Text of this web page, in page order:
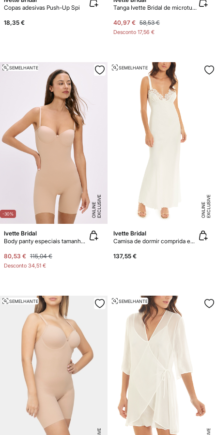
Copas adesivas Push-Up Spi
18,35 €
Tanga Ivette Bridal de microtule plumetti com bordado em branco
40,97 € 58,53 €
Desconto 17,56 €
-30% E
X
C
L
U
SI
V
E
O
N
LI
N
E
SEMELHANTE
Ivette Bridal
Body panty especiais tamanhos grandes
80,53 € 115,04 €
Desconto 34,51 €
E
X
C
L
U
SI
V
E
O
N
LI
N
E
SEMELHANTE
Ivette Bridal
Camisa de dormir comprida em crepe serenity
137,55 €
SEMELHANTE SEMELHANTE